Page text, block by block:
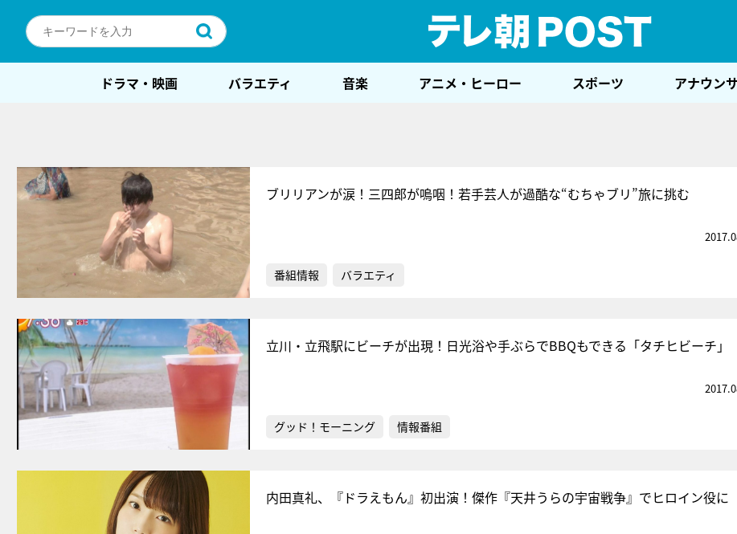
ドラマ・映画 バラエティ 音楽 アニメ・ヒーロー スポーツ アナウン
ブリリアンが涙！三四郎が嗚咽！若手芸人が過酷な“むちゃブリ”旅に挑む
番組情報 バラエティ
立川・立飛駅にビーチが出現！日光浴や手ぶらでBBQもできる「タチヒビーチ」
グッド！モーニング 情報番組
内田真礼、『ドラえもん』初出演！傑作『天井うらの宇宙戦争』でヒロイン役に